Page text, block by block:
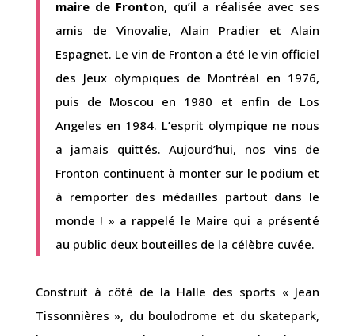
maire de Fronton, qu’il a réalisée avec ses
amis de Vinovalie, Alain Pradier et Alain
Espagnet. Le vin de Fronton a été le vin officiel
des Jeux olympiques de Montréal en 1976,
puis de Moscou en 1980 et enfin de Los
Angeles en 1984. L’esprit olympique ne nous
a jamais quittés. Aujourd’hui, nos vins de
Fronton continuent à monter sur le podium et
à remporter des médailles partout dans le
monde ! » a rappelé le Maire qui a présenté
au public deux bouteilles de la célèbre cuvée.
Construit à côté de la Halle des sports « Jean
Tissonnières », du boulodrome et du skatepark,